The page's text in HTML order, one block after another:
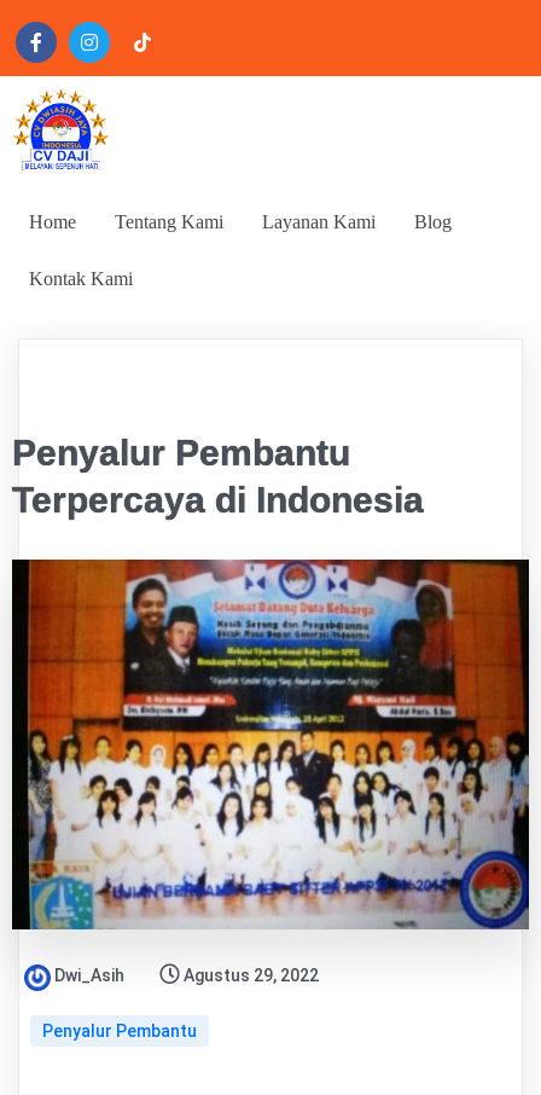
Home Tentang Kami Layanan Kami Blog
Kontak Kami
Penyalur Pembantu
Terpercaya di Indonesia
Dwi_Asih Agustus 29, 2022
Penyalur Pembantu